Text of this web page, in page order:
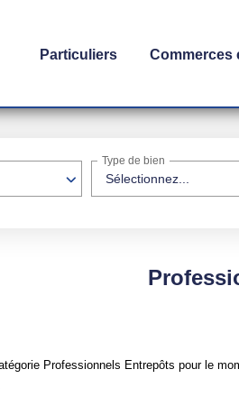
Particuliers Commerces
Sélectionnez...
Type de bien
Professionnels Entrepôts pour le